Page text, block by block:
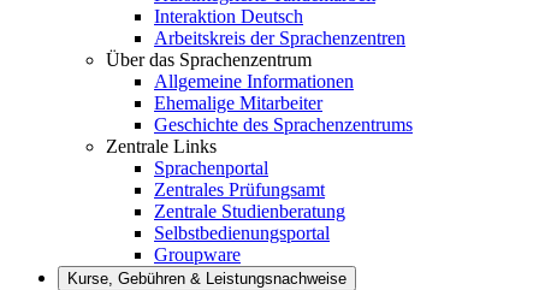
Interaktion Deutsch
Arbeitskreis der Sprachenzentren
Über das Sprachenzentrum
Allgemeine Informationen
Ehemalige Mitarbeiter
Geschichte des Sprachenzentrums
Zentrale Links
Sprachenportal
Zentrales Prüfungsamt
Zentrale Studienberatung
Selbstbedienungsportal
Groupware
Kurse, Gebühren & Leistungsnachweise